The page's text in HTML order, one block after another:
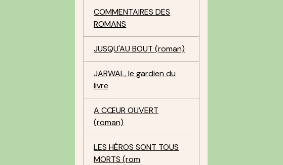
COMMENTAIRES DES
ROMANS
JUSQU'AU BOUT (roman)
JARWAL, le gardien du
livre
A CŒUR OUVERT
(roman)
LES HÉROS SONT TOUS
MORTS (rom